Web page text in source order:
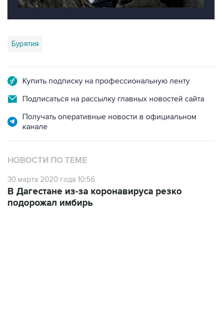
Подписаться на рассылку главных новостей сайта
Получать оперативные новости в официальном
НОВОСТИ ПО ТЕМЕ
30 марта 2020 года 10:56
подорожал имбирь